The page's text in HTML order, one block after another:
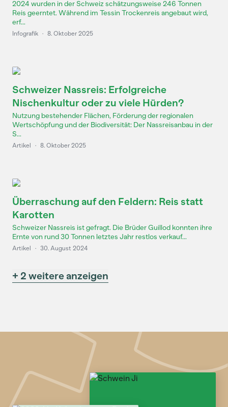
2024 wurden in der Schweiz schätzungsweise 246 Tonnen
Reis geerntet. Während im Tessin Trockenreis angebaut wird,
erf...
Infografik · 8. Oktober 2025
Schweizer Nassreis: Erfolgreiche
Nischenkultur oder zu viele Hürden?
Nutzung bestehender Flächen, Förderung der regionalen
Wertschöpfung und der Biodiversität: Der Nassreisanbau in der
S...
Artikel · 8. Oktober 2025
Überraschung auf den Feldern: Reis statt
Karotten
Schweizer Nassreis ist gefragt. Die Brüder Guillod konnten ihre
Ernte von rund 30 Tonnen letztes Jahr restlos verkauf...
Artikel · 30. August 2024
+ 2 weitere anzeigen